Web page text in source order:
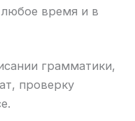
время и в
грамматики,
проверку